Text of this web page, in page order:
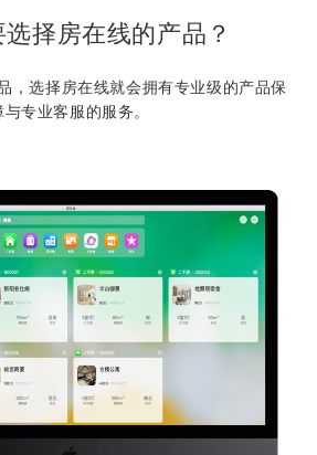
择房在线的产品？
，选择房在线就会拥有专业级的产品保
与专业客服的服务。